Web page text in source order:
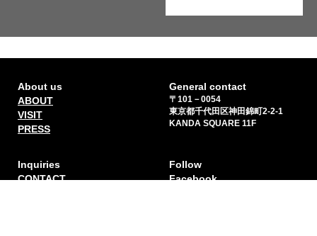
ベトナムの少女の肖像
AFT2026
About us
ABOUT
General contact
〒101－0054